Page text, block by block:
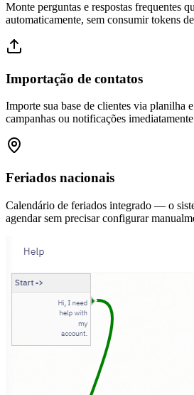
Monte perguntas e respostas frequentes
automaticamente, sem consumir tokens
Importação de contatos
Importe sua base de clientes via planilha
campanhas ou notificações
Feriados nacionais
Calendário de feriados integrado — o
agendar sem precisar configurar